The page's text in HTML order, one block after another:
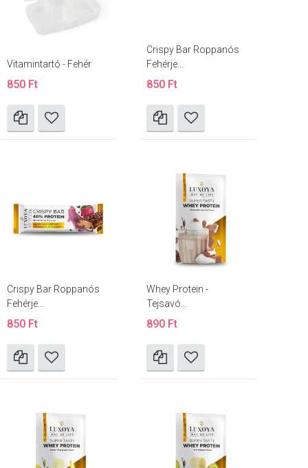
Vitamintartó - Fehér
850 Ft
Crispy Bar Roppanós
Fehérje...
850 Ft
Crispy Bar Roppanós
Fehérje...
850 Ft
Whey Protein -
Tejsavó...
890 Ft